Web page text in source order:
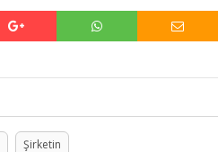
Şirketin